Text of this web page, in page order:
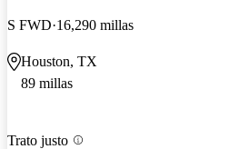
S FWD 16,290 millas
Houston, TX
89 millas
Trato justo